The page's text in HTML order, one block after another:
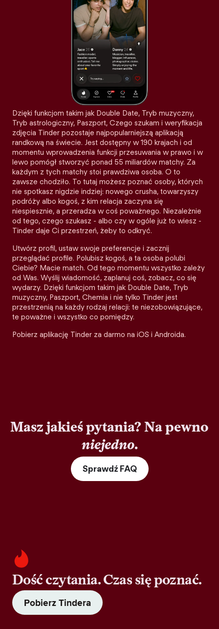
Dzięki funkcjom takim jak Double Date, Tryb muzyczny,
Tryb astrologiczny, Paszport, Czego szukam i weryfikacja
zdjęcia Tinder pozostaje najpopularniejszą aplikacją
randkową na świecie. Jest dostępny w 190 krajach i od
momentu wprowadzenia funkcji przesuwania w prawo i w
lewo pomógł stworzyć ponad 55 miliardów matchy. Za
każdym z tych matchy stoi prawdziwa osoba. O to
zawsze chodziło. To tutaj możesz poznać osoby, których
nie spotkasz nigdzie indziej: nowego crusha, towarzyszy
podróży albo kogoś, z kim relacja zaczyna się
niespiesznie, a przeradza w coś poważnego. Niezależnie
od tego, czego szukasz - albo czy w ogóle już to wiesz -
Tinder daje Ci przestrzeń, żeby to odkryć.
Utwórz profil, ustaw swoje preferencje i zacznij
przeglądać profile. Polubisz kogoś, a ta osoba polubi
Ciebie? Macie match. Od tego momentu wszystko zależy
od Was. Wyślij wiadomość, zaplanuj coś, zobacz, co się
wydarzy. Dzięki funkcjom takim jak Double Date, Tryb
muzyczny, Paszport, Chemia i nie tylko Tinder jest
przestrzenią na każdy rodzaj relacji: te niezobowiązujące,
te poważne i wszystko co pomiędzy.
Pobierz aplikację Tinder za darmo na iOS i Androida.
Masz jakieś pytania? Na pewno
niejedno.
Sprawdź FAQ
Dość czytania. Czas się poznać.
Pobierz Tindera